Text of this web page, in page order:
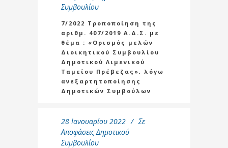
Συμβουλίου
7/2022 Τροποποίηση της
αριθμ. 407/2019 Α.Δ.Σ. με
θέμα : «Ορισμός μελών
Διοικητικού Συμβουλίου
Δημοτικού Λιμενικού
Ταμείου Πρέβεζας», λόγω
ανεξαρτητοποίησης
Δημοτικών Συμβούλων
28 Ιανουαρίου 2022
Σε
Αποφάσεις Δημοτικού
Συμβουλίου